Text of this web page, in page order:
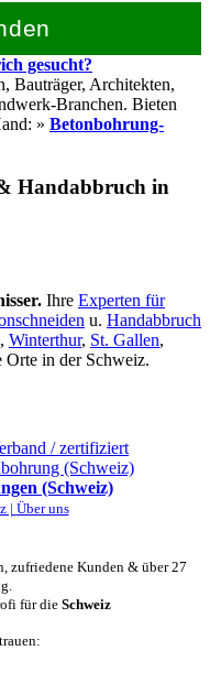
gesucht?
Bauträger, Architekten,
Branchen. Bieten
» Betonbohrung-
Handabbruch in
Ihre Experten für
u. Handabbruch
, Winterthur, St. Gallen,
Orte in der Schweiz.
(Schweiz)
| Über uns
zufriedene Kunden & über 27
für die Schweiz